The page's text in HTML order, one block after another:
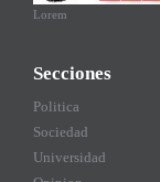
Lorem
Secciones
Politica
Sociedad
Universidad